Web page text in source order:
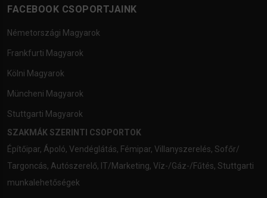
FACEBOOK CSOPORTJAINK
Németországi Magyarok
Frankfurti Magyarok
Kölni Magyarok
Müncheni Magyarok
Stuttgarti Magyarok
SZAKMÁK SZERINTI CSOPORTOK
Építőipar, Ápoló, Vendéglátás, Fémipar, Villanyszerelés, Sofőr/
Targoncás, Autószerelő, IT/Marketing, Víz-/Gáz-/Fűtés, Stuttgarti
munkalehetőségek